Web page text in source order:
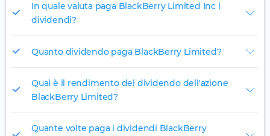
In quale valuta paga BlackBerry Limited Inc i
dividendi?
Quanto dividendo paga BlackBerry Limited?
Qual è il rendimento del dividendo dell'azione
BlackBerry Limited?
Quante volte paga i dividendi BlackBerry